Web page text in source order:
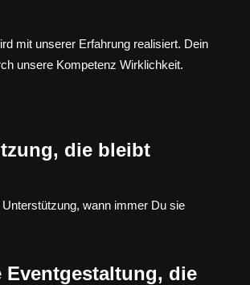
mit unserer Erfahrung realisiert. Dein
unsere Kompetenz Wirklichkeit.
die bleibt
Unterstützung, wann immer Du sie
Eventgestaltung, die